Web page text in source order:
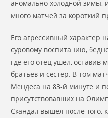
аномально холодной зимы,
много матчей за короткий
Его агрессивный характер
суровому воспитанию,
где его отец ушел, оставив
братьев и сестер. В том
Мендеса на 83-й минуте и
присутствовавших на
Скандал вышел после того,